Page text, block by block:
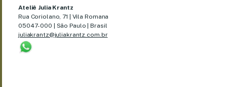
Ateliê Julia Krantz
Rua Coriolano, 71 | Vila Romana
05047-000 | São Paulo | Brasil
juliakrantz@juliakrantz.com.br